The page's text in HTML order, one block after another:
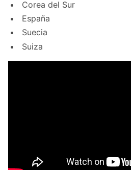
Corea del Sur
España
Suecia
Suiza